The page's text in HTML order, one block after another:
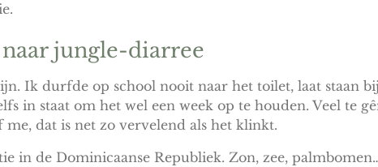
jungle-diarree
Ik durfde op school nooit naar het toilet, laat staan
in staat om het wel een week op te houden. Veel te
me, dat is net zo vervelend als het klinkt.
in de Dominicaanse Republiek. Zon, zee,